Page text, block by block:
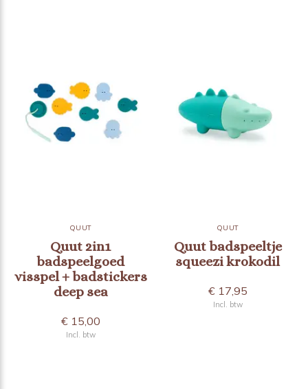
QUUT
Quut 2in1
badspeelgoed
visspel + badstickers
deep sea
€ 15,00
Incl. btw
QUUT
Quut badspeeltje
squeezi krokodil
€ 17,95
Incl. btw